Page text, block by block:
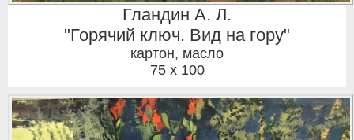
Гландин А. Л.
"Горячий ключ. Вид на гору"
картон, масло
75 x 100